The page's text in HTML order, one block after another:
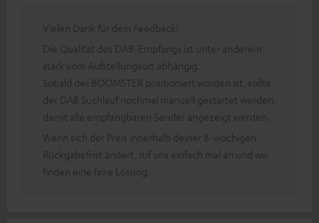
Vielen Dank für dein Feedback!
Die Qualität des DAB-Empfangs ist unter anderem
stark vom Aufstellungsort abhängig.
Sobald der BOOMSTER positioniert worden ist, sollte
der DAB Suchlauf nochmal manuell gestartet werden,
damit alle empfangbaren Sender angezeigt werden.
Wenn sich der Preis innerhalb deiner 8-wöchigen
Rückgabefrist ändert, ruf uns einfach mal an und wir
finden eine faire Lösung.